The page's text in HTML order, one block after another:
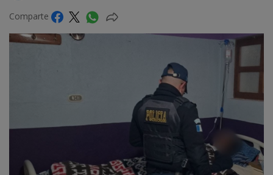
Comparte